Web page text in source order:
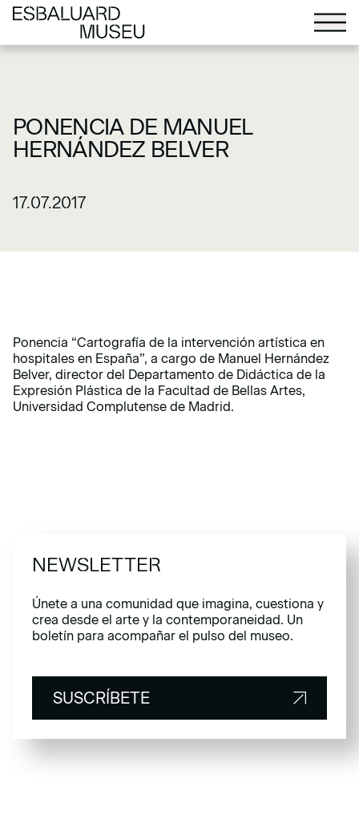
PONENCIA DE MANUEL
HERNÁNDEZ BELVER
17.07.2017
Ponencia “Cartografía de la intervención artística en
hospitales en España”, a cargo de Manuel Hernández
Belver, director del Departamento de Didáctica de la
Expresión Plástica de la Facultad de Bellas Artes,
Universidad Complutense de Madrid.
NEWSLETTER
Únete a una comunidad que imagina, cuestiona y
crea desde el arte y la contemporaneidad. Un
boletín para acompañar el pulso del museo.
SUSCRÍBETE
SUSCRÍBETE